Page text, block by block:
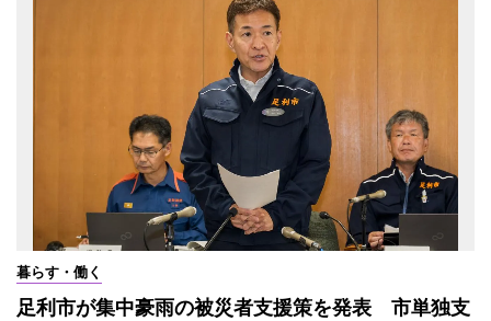
暮らす・働く
足利市が集中豪雨の被災者支援策を発表 市単独支